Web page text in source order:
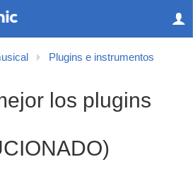
Plugins e instrumentos
los plugins